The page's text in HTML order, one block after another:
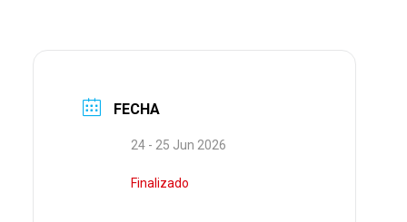
FECHA
24 - 25 Jun 2026
Finalizado